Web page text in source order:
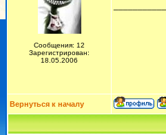
Сообщения: 12
Зарегистрирован:
18.05.2006
Вернуться к началу